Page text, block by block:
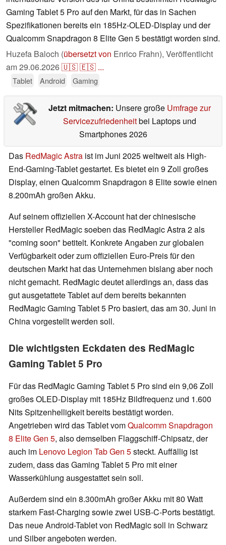
Gaming Tablet 5 Pro auf den Markt, für das in Sachen
Spezifikationen bereits ein 185Hz-OLED-Display und der
Qualcomm Snapdragon 8 Elite Gen 5 bestätigt worden sind.
Huzefa Baloch (übersetzt von Enrico Frahn), Veröffentlicht
am29.06.2026🇺🇸🇪🇸 ...
Tablet Android Gaming
Jetzt mitmachen: Unsere große Umfrage zur
Servicezufriedenheitbei Laptops und
Smartphones 2026
Das RedMagic Astra ist im Juni 2025 weltweit als High-
End-Gaming-Tablet gestartet. Es bietet ein 9 Zoll großes
Display, einen Qualcomm Snapdragon 8 Elite sowie einen
8.200mAh großen Akku.
Auf seinem offiziellen X-Account hat der chinesische
Hersteller RedMagic soeben das RedMagic Astra 2 als
"coming soon" betitelt. Konkrete Angaben zur globalen
Verfügbarkeit oder zum offiziellen Euro-Preis für den
deutschen Markt hat das Unternehmen bislang aber noch
nicht gemacht. RedMagic deutet allerdings an, dass das
gut ausgetattete Tablet auf dem bereits bekannten
RedMagic Gaming Tablet 5 Pro basiert, das am 30. Juni in
China vorgestellt werden soll.
Die wichtigsten Eckdaten des RedMagic
Gaming Tablet 5 Pro
Für das RedMagic Gaming Tablet 5 Pro sind ein 9,06 Zoll
großes OLED-Display mit 185Hz Bildfrequenz und 1.600
Nits Spitzenhelligkeit bereits bestätigt worden.
Angetrieben wird das Tablet vomQualcomm Snapdragon
8 Elite Gen 5, also demselben Flaggschiff-Chipsatz, der
auch im Lenovo Legion Tab Gen 5steckt. Auffällig ist
zudem, dass das Gaming Tablet 5 Pro mit einer
Wasserkühlung ausgestattet sein soll.
Außerdem sind ein 8.300mAh großer Akku mit 80 Watt
starkem Fast-Charging sowie zwei USB-C-Ports bestätigt.
Das neue Android-Tablet von RedMagic soll in Schwarz
und Silber angeboten werden.